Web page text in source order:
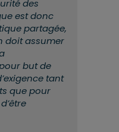
des
est donc
partagée,
doit assumer
but de
tant
que pour